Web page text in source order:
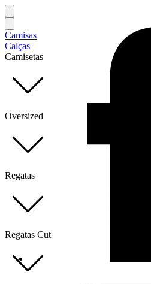
Camisas
Calças
Camisetas
Oversized
Regatas
Regatas Cut